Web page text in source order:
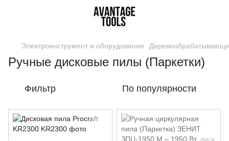
Электроинструмент и оборудование
Ручные дисковые пилы (Паркетки)
Фильтр По популярности